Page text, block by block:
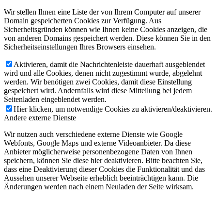
Wir stellen Ihnen eine Liste der von Ihrem Computer auf unserer
Domain gespeicherten Cookies zur Verfügung. Aus
Sicherheitsgründen können wie Ihnen keine Cookies anzeigen, die
von anderen Domains gespeichert werden. Diese können Sie in den
Sicherheitseinstellungen Ihres Browsers einsehen.
Aktivieren, damit die Nachrichtenleiste dauerhaft ausgeblendet
wird und alle Cookies, denen nicht zugestimmt wurde, abgelehnt
werden. Wir benötigen zwei Cookies, damit diese Einstellung
gespeichert wird. Andernfalls wird diese Mitteilung bei jedem
Seitenladen eingeblendet werden.
Hier klicken, um notwendige Cookies zu aktivieren/deaktivieren.
Andere externe Dienste
Wir nutzen auch verschiedene externe Dienste wie Google
Webfonts, Google Maps und externe Videoanbieter. Da diese
Anbieter möglicherweise personenbezogene Daten von Ihnen
speichern, können Sie diese hier deaktivieren. Bitte beachten Sie,
dass eine Deaktivierung dieser Cookies die Funktionalität und das
Aussehen unserer Webseite erheblich beeinträchtigen kann. Die
Änderungen werden nach einem Neuladen der Seite wirksam.